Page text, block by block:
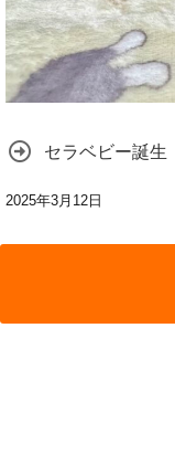
セラベビー誕生
2025年3月12日